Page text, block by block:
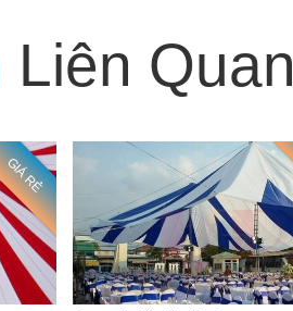
Liên Quan
GIÁ RẺ